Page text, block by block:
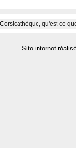
qu'est-ce
Site internet